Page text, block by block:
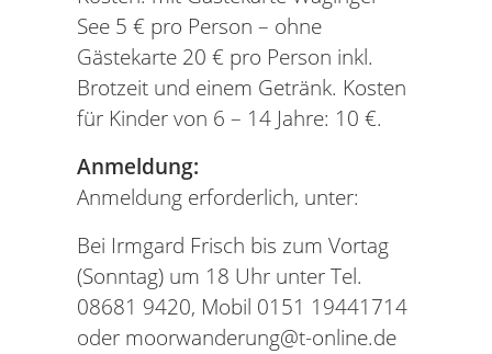
See 5 € pro Person – ohne
Gästekarte 20 € pro Person inkl.
Brotzeit und einem Getränk. Kosten
für Kinder von 6 – 14 Jahre: 10 €.
Anmeldung:
Anmeldung erforderlich, unter:
Bei Irmgard Frisch bis zum Vortag
(Sonntag) um 18 Uhr unter Tel.
08681 9420, Mobil 0151 19441714
oder moorwanderung@t-online.de